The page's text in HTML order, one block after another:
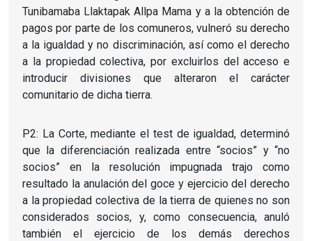
Tunibamaba Llaktapak Allpa Mama y a la obtención de
pagos por parte de los comuneros, vulneró su derecho
a la igualdad y no discriminación, así como el derecho
a la propiedad colectiva, por excluirlos del acceso e
introducir divisiones que alteraron el carácter
comunitario de dicha tierra.
P2: La Corte, mediante el test de igualdad, determinó
que la diferenciación realizada entre “socios” y “no
socios” en la resolución impugnada trajo como
resultado la anulación del goce y ejercicio del derecho
a la propiedad colectiva de la tierra de quienes no son
considerados socios, y, como consecuencia, anuló
también el ejercicio de los demás derechos